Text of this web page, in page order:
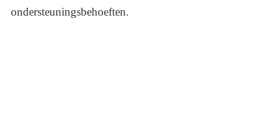
ondersteuningsbehoeften.